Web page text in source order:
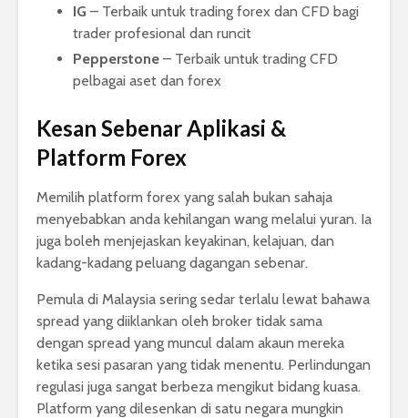
IG – Terbaik untuk trading forex dan CFD bagi
trader profesional dan runcit
Pepperstone – Terbaik untuk trading CFD
pelbagai aset dan forex
Kesan Sebenar Aplikasi &
Platform Forex
Memilih platform forex yang salah bukan sahaja
menyebabkan anda kehilangan wang melalui yuran. Ia
juga boleh menjejaskan keyakinan, kelajuan, dan
kadang-kadang peluang dagangan sebenar.
Pemula di Malaysia sering sedar terlalu lewat bahawa
spread yang diiklankan oleh broker tidak sama
dengan spread yang muncul dalam akaun mereka
ketika sesi pasaran yang tidak menentu. Perlindungan
regulasi juga sangat berbeza mengikut bidang kuasa.
Platform yang dilesenkan di satu negara mungkin